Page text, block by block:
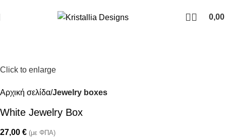
0,00
Click to enlarge
Αρχική σελίδα Jewelry boxes
White Jewelry Box
27,00 € (με ΦΠΑ)